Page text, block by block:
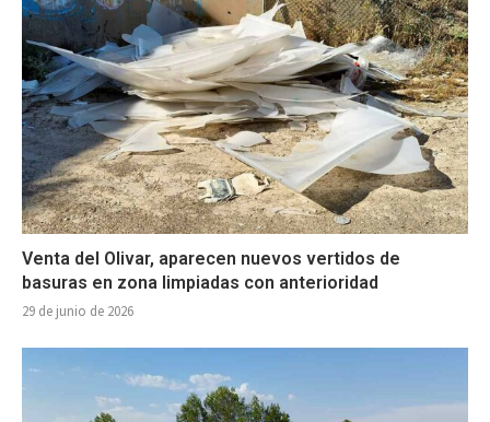
Venta del Olivar, aparecen nuevos vertidos de
basuras en zona limpiadas con anterioridad
29 de junio de 2026